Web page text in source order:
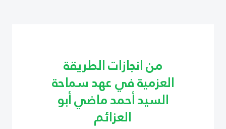
من انجازات الطريقة
العزمية في عهد سماحة
السيد أحمد ماضي أبو
العزائم